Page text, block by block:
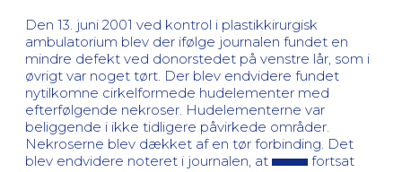
Den 13. juni 2001 ved kontrol i plastikkirurgisk
ambulatorium blev der ifølge journalen fundet en
mindre defekt ved donorstedet på venstre lår, som i
øvrigt var noget tørt. Der blev endvidere fundet
nytilkomne cirkelformede hudelementer med
efterfølgende nekroser. Hudelementerne var
beliggende i ikke tidligere påvirkede områder.
Nekroserne blev dækket af en tør forbinding. Det
blev endvidere noteret i journalen, at
fortsat